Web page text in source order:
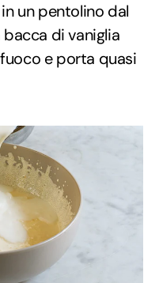
un pentolino dal
bacca di vaniglia
e porta quasi